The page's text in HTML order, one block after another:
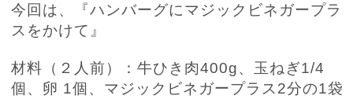
今回は、『ハンバーグにマジックビネガープラ
スをかけて』
材料（２人前）：牛ひき肉400g、玉ねぎ1/4
個、卵 1個、マジックビネガープラス 2分の1袋